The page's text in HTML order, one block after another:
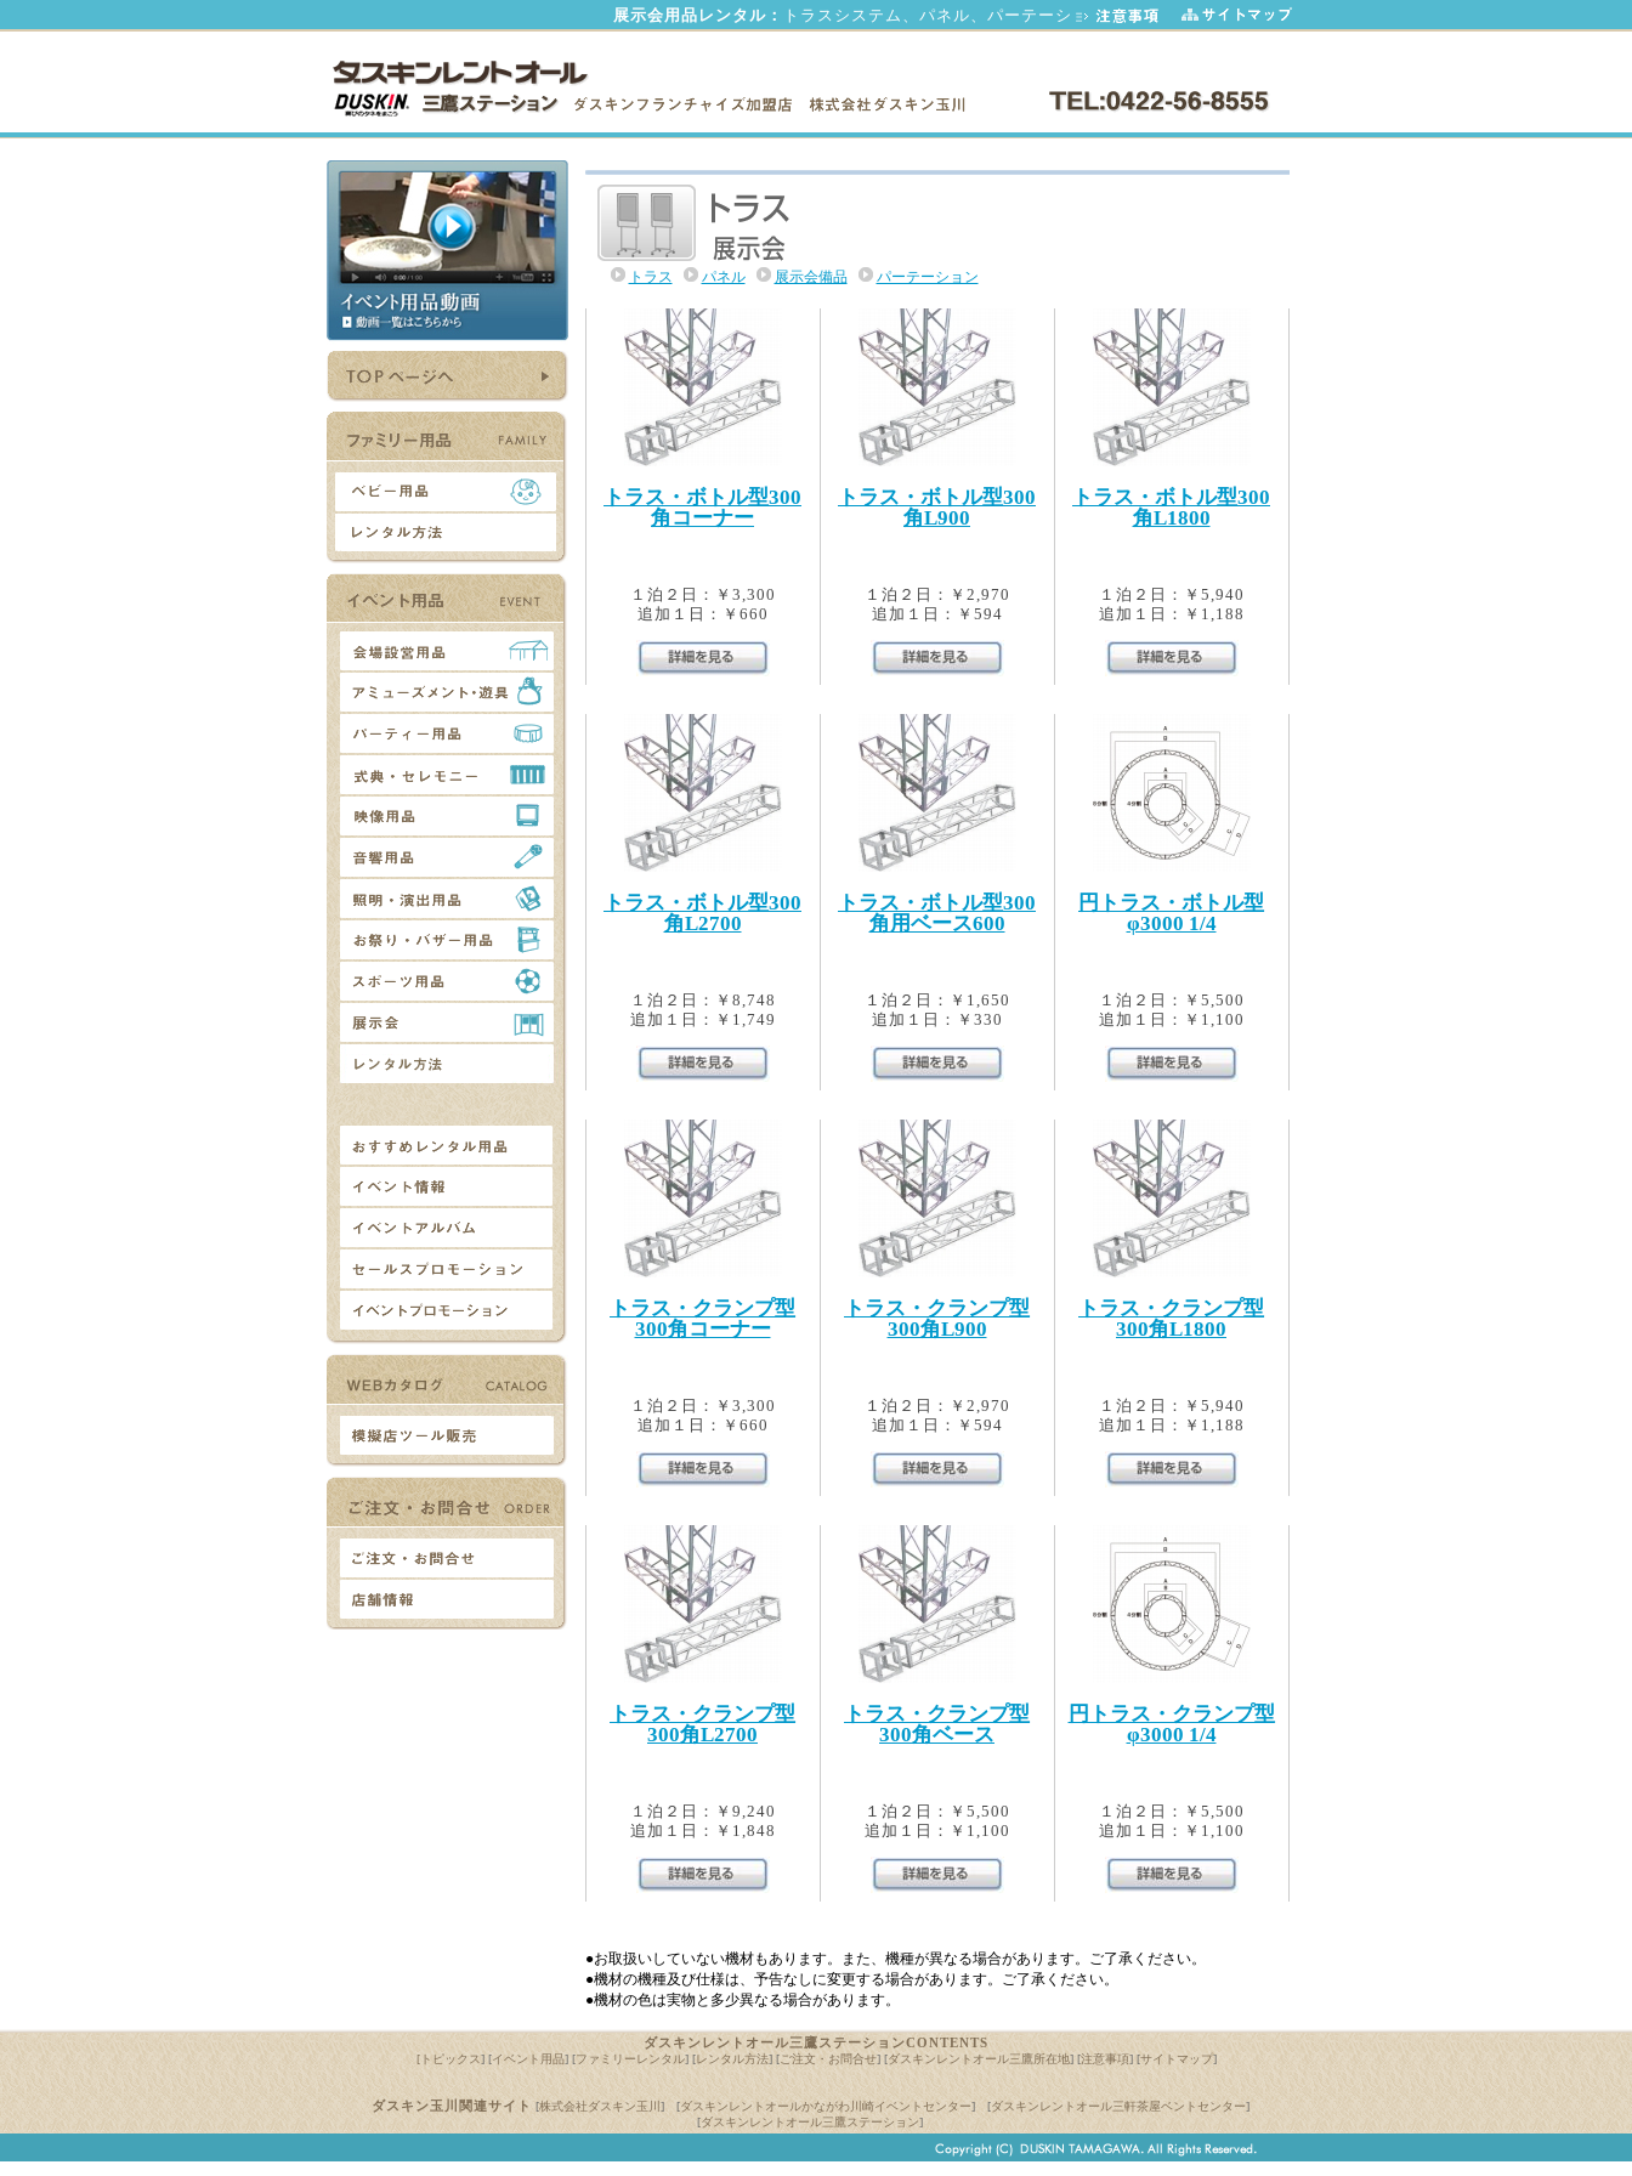
展示会用品レンタル：トラスシステム、パネル、パーテーション、ディスプレイ什器、サインスタンドなど
トラス パネル 展示会備品 パーテーション
トラス・ボトル型300
角コーナー
１泊２日：￥3,300
追加１日：￥660
トラス・ボトル型300
角L900
１泊２日：￥2,970
追加１日：￥594
トラス・ボトル型300
角L1800
１泊２日：￥5,940
追加１日：￥1,188
トラス・ボトル型300
角L2700
１泊２日：￥8,748
追加１日：￥1,749
トラス・ボトル型300
角用ベース600
１泊２日：￥1,650
追加１日：￥330
円トラス・ボトル型
φ3000 1/4
１泊２日：￥5,500
追加１日：￥1,100
トラス・クランプ型
300角コーナー
１泊２日：￥3,300
追加１日：￥660
トラス・クランプ型
300角L900
１泊２日：￥2,970
追加１日：￥594
トラス・クランプ型
300角L1800
１泊２日：￥5,940
追加１日：￥1,188
トラス・クランプ型
300角L2700
１泊２日：￥9,240
追加１日：￥1,848
トラス・クランプ型
300角ベース
１泊２日：￥5,500
追加１日：￥1,100
円トラス・クランプ型
φ3000 1/4
１泊２日：￥5,500
追加１日：￥1,100
●お取扱いしていない機材もあります。また、機種が異なる場合があります。ご了承ください。
●機材の機種及び仕様は、予告なしに変更する場合があります。ご了承ください。
●機材の色は実物と多少異なる場合があります。
ダスキンレントオール三鷹ステーションCONTENTS
[トピックス] [イベント用品] [ファミリーレンタル] [レンタル方法] [ご注文・お問合せ] [ダスキンレントオール三鷹所在地] [注意事項] [サイトマップ]
ダスキン玉川関連サイト [株式会社ダスキン玉川] [ダスキンレントオールかながわ川崎イベントセンター] [ダスキンレントオール三軒茶屋ベントセンター]
[ダスキンレントオール三鷹ステーション]